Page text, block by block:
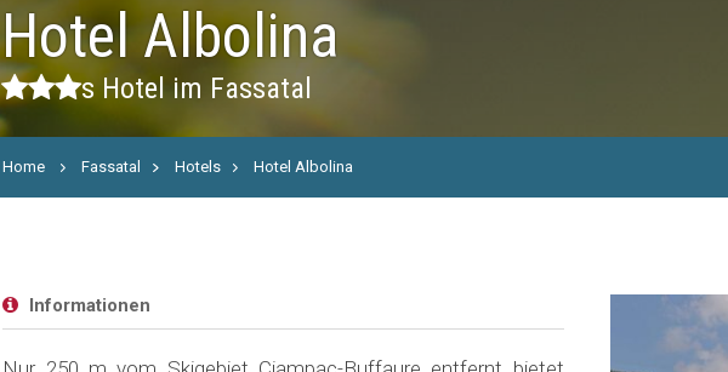
Hotel Albolina
s Hotel im Fassatal
Home Fassatal Hotels Hotel Albolina
Informationen